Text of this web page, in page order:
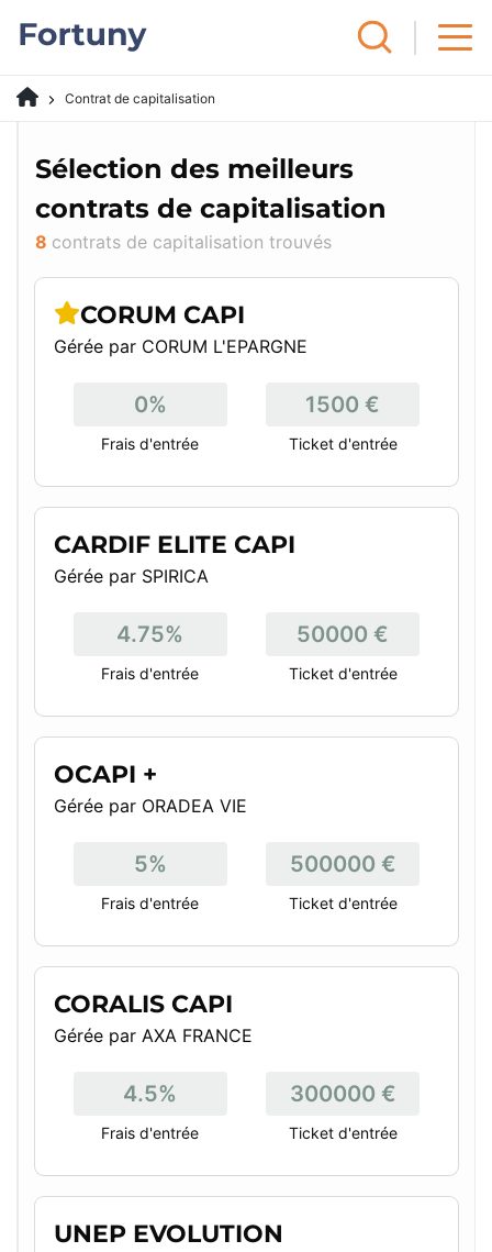
Contrat de capitalisation
Sélection des meilleurs
contrats de capitalisation
8 contrats de capitalisation trouvés
CORUM CAPI
Gérée par CORUM L'EPARGNE
0%
Frais d'entrée
1500 €
Ticket d'entrée
CARDIF ELITE CAPI
Gérée par SPIRICA
4.75%
Frais d'entrée
50000 €
Ticket d'entrée
OCAPI +
Gérée par ORADEA VIE
5%
Frais d'entrée
500000 €
Ticket d'entrée
CORALIS CAPI
Gérée par AXA FRANCE
4.5%
Frais d'entrée
300000 €
Ticket d'entrée
UNEP EVOLUTION